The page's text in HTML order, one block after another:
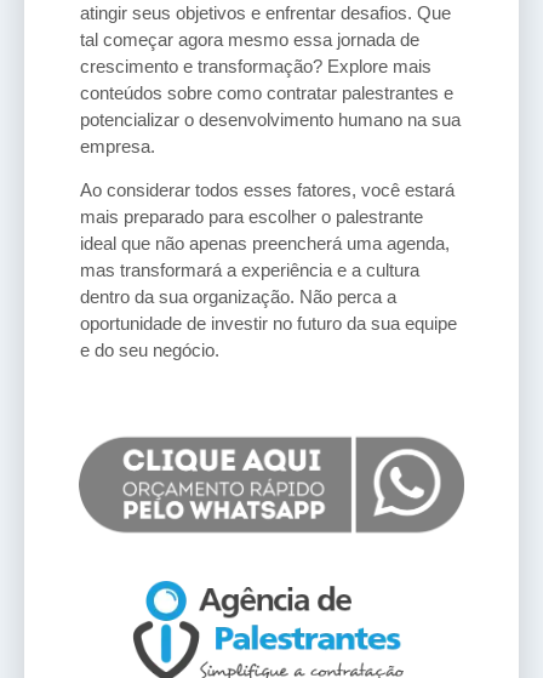
atingir seus objetivos e enfrentar desafios. Que
tal começar agora mesmo essa jornada de
crescimento e transformação? Explore mais
conteúdos sobre como contratar palestrantes e
potencializar o desenvolvimento humano na sua
empresa.
Ao considerar todos esses fatores, você estará
mais preparado para escolher o palestrante
ideal que não apenas preencherá uma agenda,
mas transformará a experiência e a cultura
dentro da sua organização. Não perca a
oportunidade de investir no futuro da sua equipe
e do seu negócio.